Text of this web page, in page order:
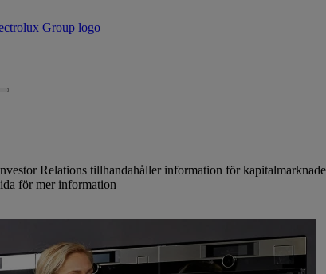
Relations tillhandahåller information för
för mer information